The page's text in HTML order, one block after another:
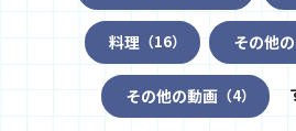
料理 （16） その他
その他の動画 （4）